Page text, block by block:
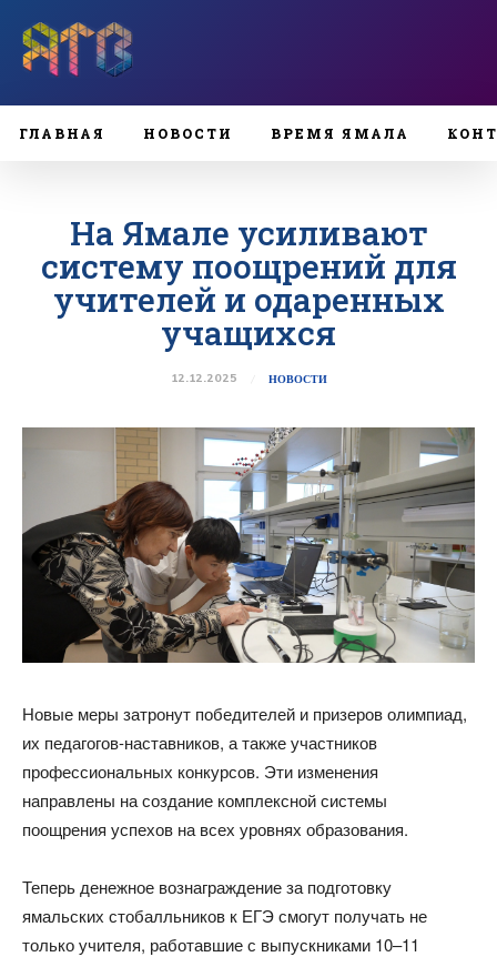
ГЛАВНАЯ НОВОСТИ ВРЕМЯ ЯМАЛА
На Ямале усиливают
систему поощрений для
учителей и одаренных
учащихся
12.12.2025 НОВОСТИ
Новые меры затронут победителей и призеров олимпиад,
их педагогов-наставников, а также участников
профессиональных конкурсов. Эти изменения
направлены на создание комплексной системы
поощрения успехов на всех уровнях образования.
Теперь денежное вознаграждение за подготовку
ямальских стобалльников к ЕГЭ смогут получать не
только учителя, работавшие с выпускниками 10–11